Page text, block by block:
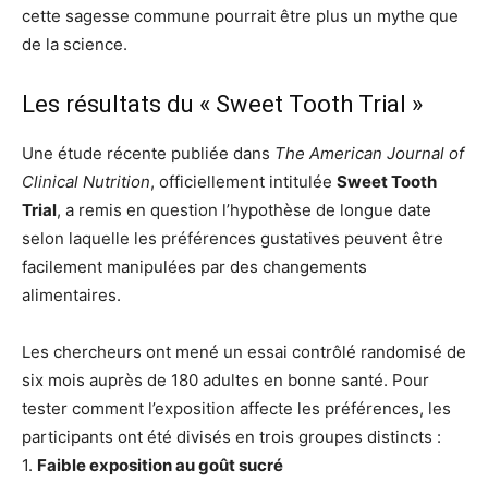
cette sagesse commune pourrait être plus un mythe que
de la science.
Les résultats du « Sweet Tooth Trial »
Une étude récente publiée dans The American Journal of
Clinical Nutrition, officiellement intitulée Sweet Tooth
Trial, a remis en question l’hypothèse de longue date
selon laquelle les préférences gustatives peuvent être
facilement manipulées par des changements
alimentaires.
Les chercheurs ont mené un essai contrôlé randomisé de
six mois auprès de 180 adultes en bonne santé. Pour
tester comment l’exposition affecte les préférences, les
participants ont été divisés en trois groupes distincts :
1. Faible exposition au goût sucré